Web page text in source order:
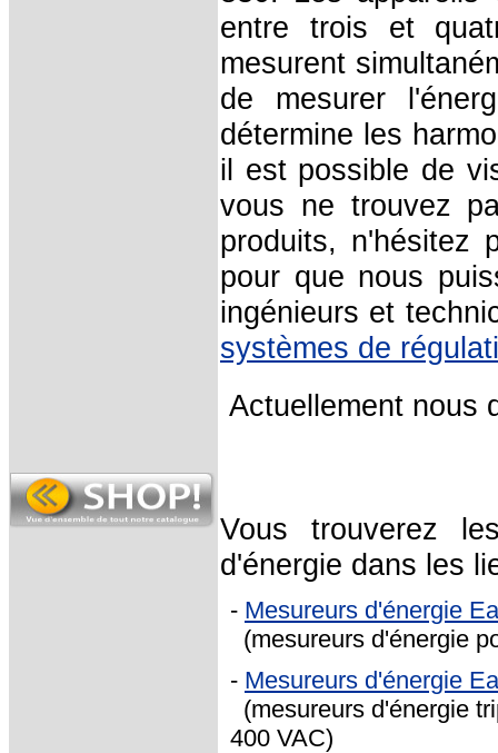
entre trois et
mesurent
de mesurer
détermine les
il est possible de
vous ne trouvez
produits,
pour que nous
ingénieurs et
systèmes de
Actuellement nous
Vous trouverez
d'énergie dans les
- Mesureurs d'énergie
(mesureurs d'énergie
- Mesureurs d'énergie
(mesureurs d'énergie
400 VAC)